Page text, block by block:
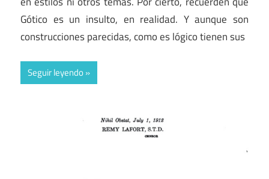
Gótico es un insulto, en realidad. Y aunque son
construcciones parecidas, como es lógico tienen sus
Seguir leyendo